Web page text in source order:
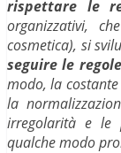
rispettare le
organizzativi,
cosmetica), si
seguire le
modo, la
la
irregolarità e le
qualche modo